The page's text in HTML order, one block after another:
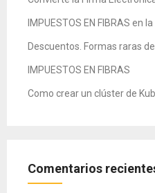
IMPUESTOS EN FIBRAS en
Descuentos. Formas raras
IMPUESTOS EN FIBRAS
Como crear un clúster de
Comentarios